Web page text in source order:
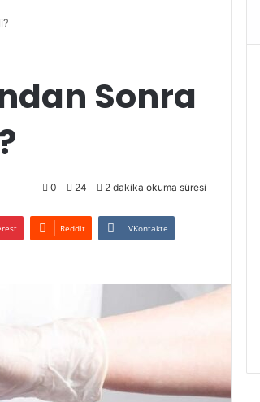
Sonra
0 24 2 dakika okuma süresi
Reddit VKontakte